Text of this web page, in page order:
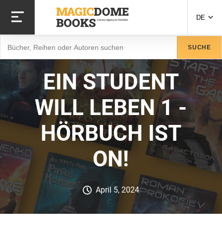
zum
Inhalt
DE
SUCHE
EIN STUDENT
WILL LEBEN 1 -
HÖRBUCH IST
ON!
April 5, 2024